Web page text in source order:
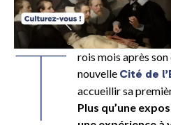
T
rois mois après
nouvelle Cité de
accueillir sa
Plus qu’une